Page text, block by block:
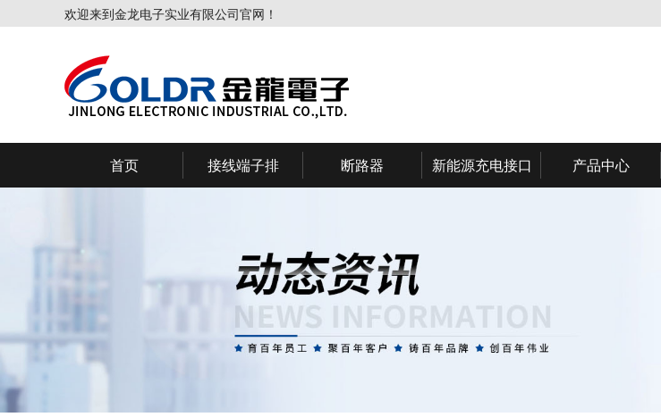
欢迎来到金龙电子实业有限公司官网！
首页 接线端子排 断路器 新能源充电接口 产品中心